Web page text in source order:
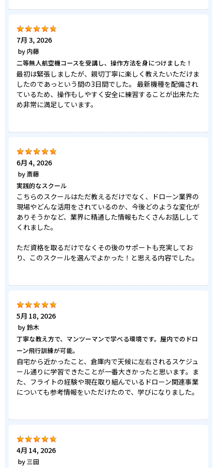
7月 3, 2026
by 内藤
二等無人航空機コースを受講し、操作方法を身につけました！
最初は緊張しましたが、親切丁寧に楽しく教えたいただけま
したのであっという間の3日間でした。 最新機種を配備され
ているため、操作もしやすく安全に練習することが出来たた
め非常に満足しています。
6月 4, 2026
by 斎藤
実践的なスクール
こちらのスクールはただ教えるだけでなく、ドローン業界の
現場やどんな活用をされているのか、今後どのような変化が
ありそうかなど、業界に精通した情報もたくさんお話しして
くれました。
ただ資格を取るだけでなくその後のサポートも充実してお
り、このスクールを選んでよかった！と思える内容でした。
5月 18, 2026
by鈴木
丁寧な教え方で、マンツーマンで学べる環境です。屋内でのドロ
ーン飛行訓練が可能。
自宅から近かったこと、倉庫内で天候に左右されるスケジュ
ール通りに学習できたことが一番大きかったと思います。ま
た、フライトの経験や現在取り組んでいるドローン関連事業
についても参考情報をいただけたので、学びになりました。
4月 14, 2026
by三田